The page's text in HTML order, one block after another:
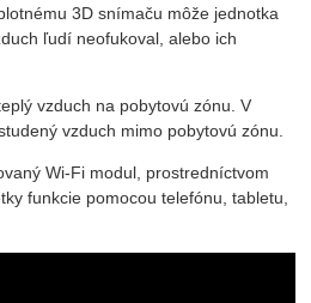
3D snímaču môže jednotka
ľudí neofukoval, alebo ich
vzduch na pobytovú zónu. V
vzduch mimo pobytovú zónu.
Wi-Fi modul, prostredníctvom
funkcie pomocou telefónu, tabletu,